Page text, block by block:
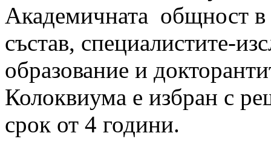
Академичната общност
състав, специалистите-
образование и
Колоквиума е избран с
срок от 4 години.